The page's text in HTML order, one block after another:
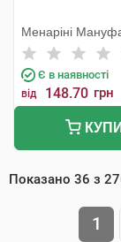
Менаріні
Є в наявності
від 148.70 грн
Показано 36 з
1